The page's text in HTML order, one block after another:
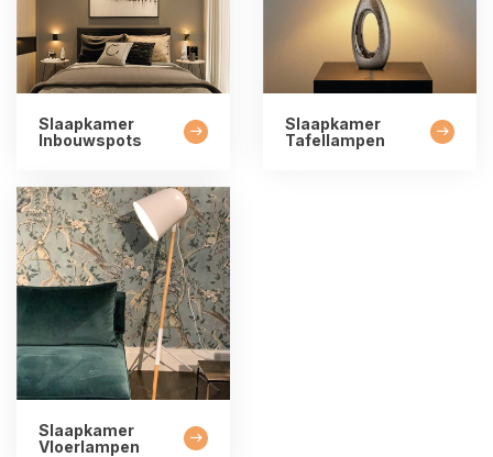
Slaapkamer
Inbouwspots
Slaapkamer
Tafellampen
Slaapkamer
Vloerlampen